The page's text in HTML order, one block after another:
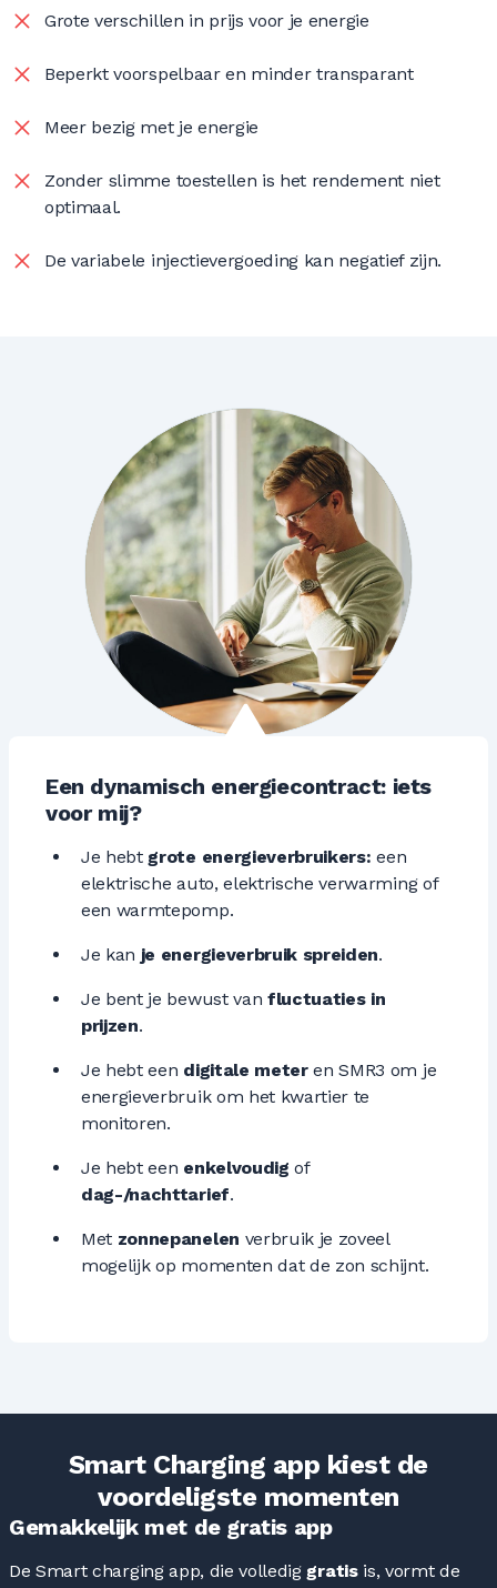
Grote verschillen in prijs voor je energie
Beperkt voorspelbaar en minder transparant
Meer bezig met je energie
Zonder slimme toestellen is het rendement niet
optimaal.
De variabele injectievergoeding kan negatief zijn.
Een dynamisch energiecontract: iets
voor mij?
Je hebt grote energieverbruikers:een
elektrische auto, elektrische verwarming of
een warmtepomp.
Je kan je energieverbruik spreiden.
Je bent je bewust van fluctuaties in
prijzen.
Je hebt een digitale meteren SMR3 om je
energieverbruik om het kwartier te
monitoren.
Je hebt een enkelvoudigof
dag-/nachttarief.
Met zonnepanelen verbruik je zoveel
mogelijk op momenten dat de zon schijnt.
Smart Charging app kiest de
voordeligste momenten
Gemakkelijk met de gratis app
De Smart charging app, die volledig gratisis, vormt de